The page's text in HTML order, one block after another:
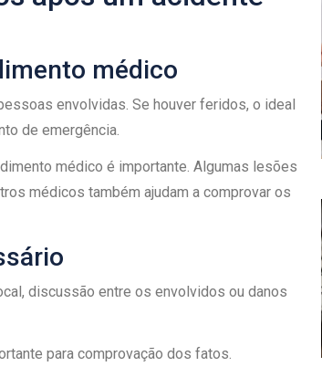
médico
envolvidas. Se houver feridos, o ideal
de emergência.
médico é importante. Algumas lesões
médicos também ajudam a comprovar os
discussão entre os envolvidos ou danos
para comprovação dos fatos.